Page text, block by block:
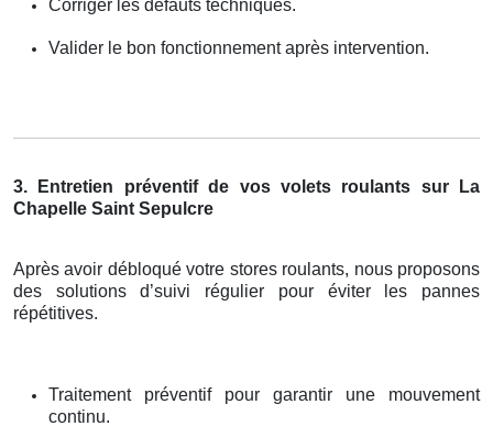
Corriger les défauts techniques.
Valider le bon fonctionnement après intervention.
3. Entretien préventif de vos volets roulants sur La
Chapelle Saint Sepulcre
Après avoir débloqué votre stores roulants, nous proposons
des solutions d’suivi régulier pour éviter les pannes
répétitives.
Traitement préventif pour garantir une mouvement
continu.